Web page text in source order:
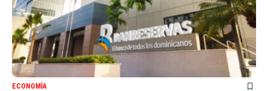
ECONOMÍA